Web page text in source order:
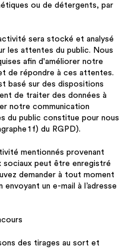
ou de détergents, par
sera stocké et analysé
les attentes du public. Nous
afin d'améliorer notre
de répondre à ces attentes.
basé sur des dispositions
de traiter des données à
notre communication
du public constitue pour nous
1 f) du RGPD).
mentionnés provenant
sociaux peut être enregistré
demander à tout moment
un e-mail à l’adresse
des tirages au sort et